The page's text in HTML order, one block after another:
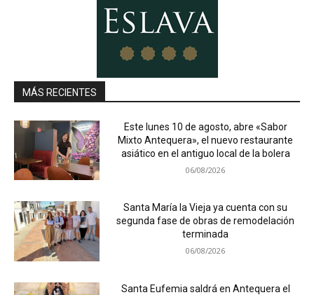
MÁS RECIENTES
Este lunes 10 de agosto, abre «Sabor
Mixto Antequera», el nuevo restaurante
asiático en el antiguo local de la bolera
06/08/2026
Santa María la Vieja ya cuenta con su
segunda fase de obras de remodelación
terminada
06/08/2026
Santa Eufemia saldrá en Antequera el